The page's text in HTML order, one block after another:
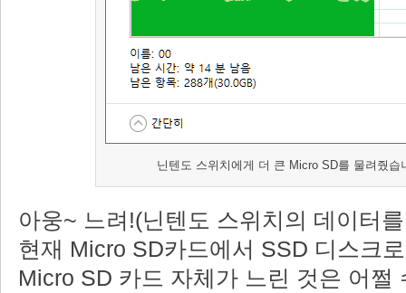
닌텐도 스위치에게 더 큰 Micro SD를 물려줬습
아웅~ 느려!(닌텐도 스위치의 데이터
현재 Micro SD카드에서 SSD 디스크
Micro SD 카드 자체가 느린 것은 어쩔